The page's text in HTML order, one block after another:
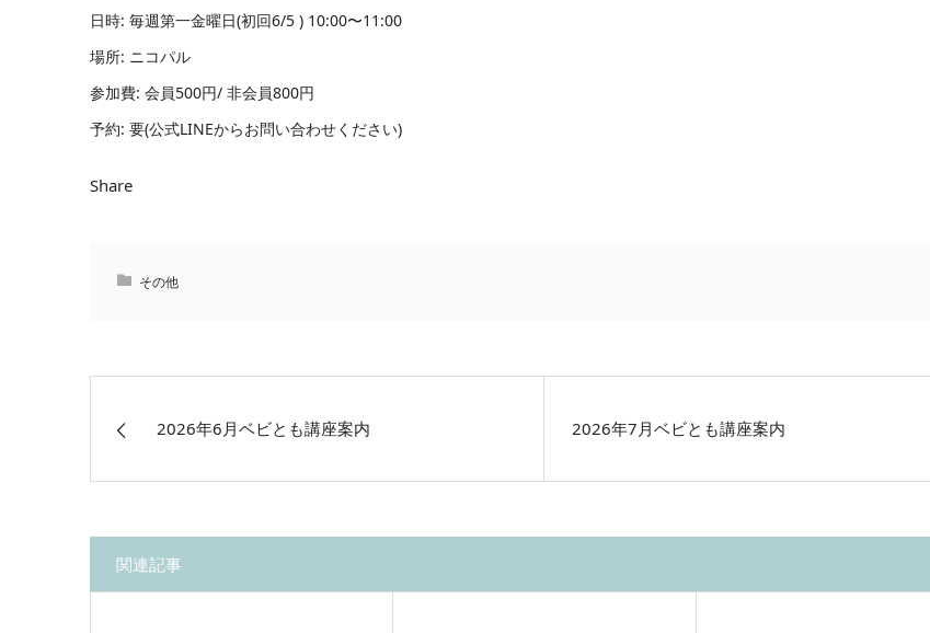
日時: 毎週第一金曜日(初回6/5 ) 10:00〜11:00
場所: ニコパル
参加費: 会員500円/ 非会員800円
予約: 要(公式LINEからお問い合わせください)
Share
その他
2026年6月ベビとも講座案内 2026年7月ベビとも講座案内
関連記事